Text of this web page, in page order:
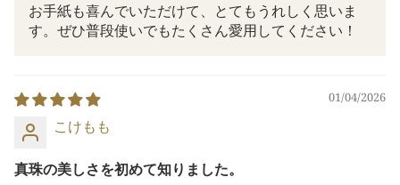
お手紙も喜んでいただけて、とてもうれしく思いま
す。ぜひ普段使いでもたくさん愛用してください！
01/04/2026
こけもも
真珠の美しさを初めて知りました。